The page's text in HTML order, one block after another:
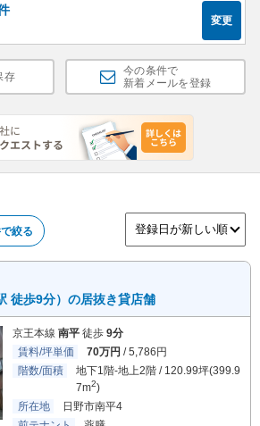
変更
存
今の条件で
新着メールを登録
絞る
徒歩9分）の居抜き貸店舗
京王本線 南平 徒歩 9分
賃料/坪単価
70万円 / 5,786円
階数/面積
地下1階-地上2階 / 120.99坪(399.9
7m2)
所在地
日野市南平4